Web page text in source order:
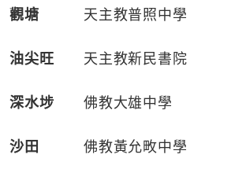
觀塘 天主教普照中學
油尖旺 天主教新民書院
深水埗 佛教大雄中學
沙田 佛教黃允畋中學